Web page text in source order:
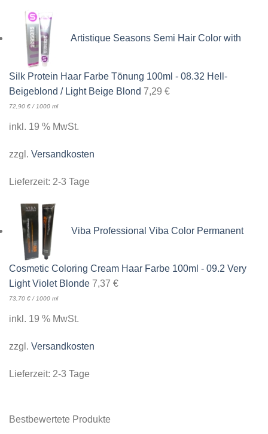
Artistique Seasons Semi Hair Color with
Silk Protein Haar Farbe Tönung 100ml - 08.32 Hell-
Beigeblond / Light Beige Blond 7,29 €
72,90 € / 1000 ml
inkl. 19 % MwSt.
zzgl. Versandkosten
Lieferzeit: 2-3 Tage
Viba Professional Viba Color Permanent
Cosmetic Coloring Cream Haar Farbe 100ml - 09.2 Very
Light Violet Blonde 7,37 €
73,70 €/1000 ml
inkl. 19 % MwSt.
zzgl. Versandkosten
Lieferzeit: 2-3 Tage
Bestbewertete Produkte